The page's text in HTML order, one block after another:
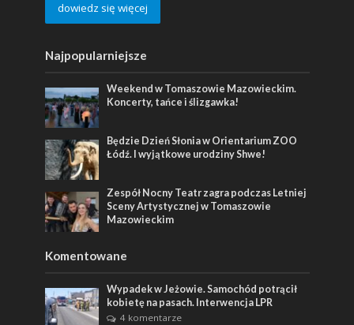
dowiedz się więcej
Najpopularniejsze
Weekend w Tomaszowie Mazowieckim.
Koncerty, tańce i ślizgawka!
Będzie Dzień Słonia w Orientarium ZOO
Łódź. I wyjątkowe urodziny Shwe!
Zespół Nocny Teatr zagra podczas Letniej
Sceny Artystycznej w Tomaszowie
Mazowieckim
Komentowane
Wypadek w Jeżowie. Samochód potrącił
kobietę na pasach. Interwencja LPR
4 komentarze